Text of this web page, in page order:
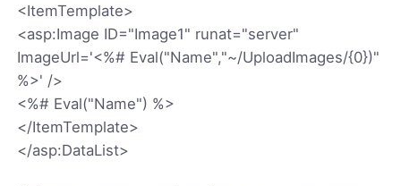
<ItemTemplate>
<asp:Image ID="Image1" runat="server"
ImageUrl='<%# Eval("Name","~/UploadImages/{0})"
%>' />
<%# Eval("Name") %>
</ItemTemplate>
</asp:DataList>